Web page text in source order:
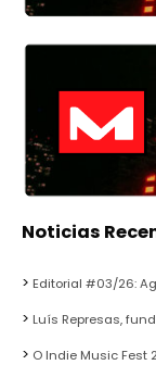
Noticias
Editorial #03/26:
Luís Represas,
O Indie Music Fest